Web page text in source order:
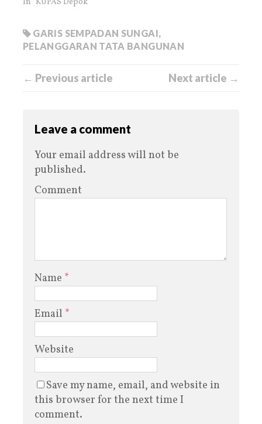
GARIS SEMPADAN SUNGAI,
PELANGGARAN TATA BANGUNAN
← Previous article Next article →
Leave a comment
Your email address will not be
published.
Comment
Name *
Email *
Website
Save my name, email, and website in
this browser for the next time I
comment.